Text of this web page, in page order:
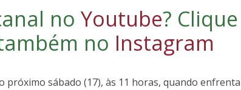
no Youtube? Clique
no Instagram
próximo sábado (17), às 11 horas, quando enfrenta